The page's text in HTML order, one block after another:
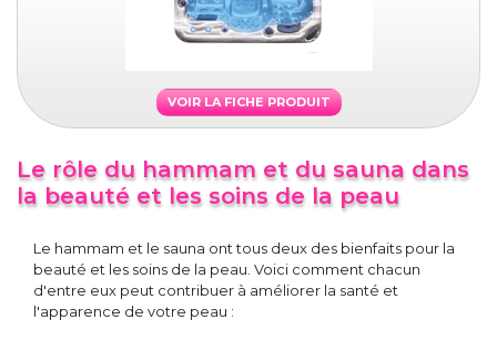
VOIR LA FICHE PRODUIT
Le rôle du hammam et du sauna dans
la beauté et les soins de la peau
Le hammam et le sauna ont tous deux des bienfaits pour la
beauté et les soins de la peau. Voici comment chacun
d'entre eux peut contribuer à améliorer la santé et
l'apparence de votre peau :